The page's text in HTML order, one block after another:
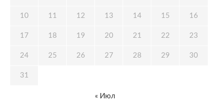
10 11 12 13 14 15 16
17 18 19 20 21 22 23
24 25 26 27 28 29 30
31
« Июл